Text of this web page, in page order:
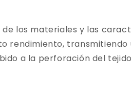
de los materiales y las
rendimiento, transmitiendo
a la perforación del